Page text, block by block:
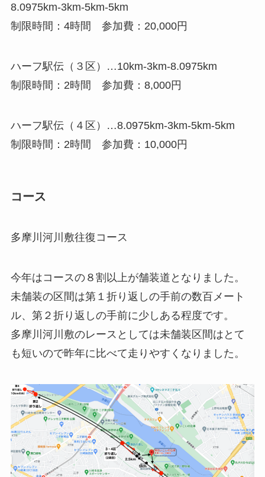
8.0975km-3km-5km-5km
制限時間：4時間 参加費：20,000円
ハーフ駅伝（３区）…10km-3km-8.0975km
制限時間：2時間 参加費：8,000円
ハーフ駅伝（４区）…8.0975km-3km-5km-5km
制限時間：2時間 参加費：10,000円
コース
多摩川河川敷往復コース
今年はコースの８割以上が舗装道 となりました。
未舗装の区間は第１折り返しの手前の数百メート
ル、第２折り返しの手前に少しある程度です。
多摩川河川敷のレースとしては未舗装区間はとて
も短いので昨年に比べて走りやすくなりました。